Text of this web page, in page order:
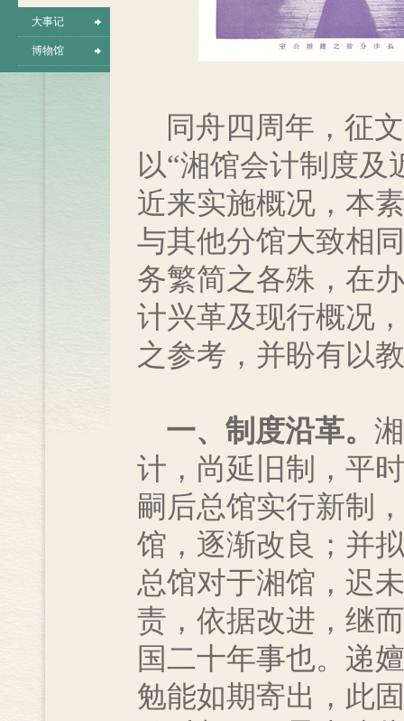
大事记
博物馆
同舟四周年，征
以“湘馆会计制度
近来实施概况，本
与其他分馆大致相
务繁简之各殊，在
计兴革及现行概况
之参考，并盼有以
一、制度沿革。
计，尚延旧制，平
嗣后总馆实行新制
馆，逐渐改良；并
总馆对于湘馆，迟
责，依据改进，继
国二十年事也。递
勉能如期寄出，此